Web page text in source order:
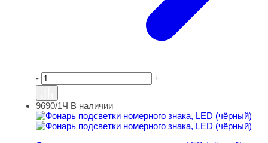
- +
Фонарь подсветки номерного знака, LED (чёрный)
9690/1Ч В наличии